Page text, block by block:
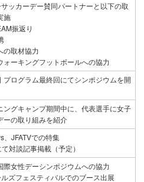
サッカーデー賛同パートナーと以下の取
施
振返り
の取材協力
ォーキングフットボールへの協力
プログラム最終回にてシンポジウムを開
ングキャンプ期間中に、代表選手に女子
ーの取り組みを紹介
、JFATVでの特集
て対談記事掲載（予定）
際女性デーシンポジウムへの協力
ルズフェスティバルでのブース出展